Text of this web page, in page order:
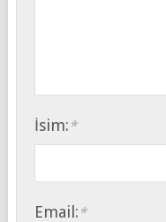
İsim: *
Email: *